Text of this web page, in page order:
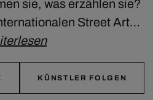
sie, was erzählen sie?
Street Art…
KÜNSTLER FOLGEN